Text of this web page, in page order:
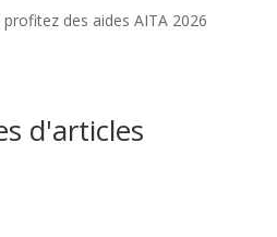
des aides AITA 2026
d'articles